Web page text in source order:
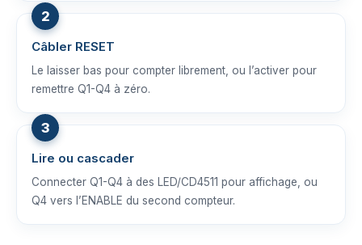
Câbler RESET
Le laisser bas pour compter librement, ou l’activer pour
remettre Q1-Q4 à zéro.
Lire ou cascader
Connecter Q1-Q4 à des LED/CD4511 pour affichage, ou
Q4 vers l’ENABLE du second compteur.